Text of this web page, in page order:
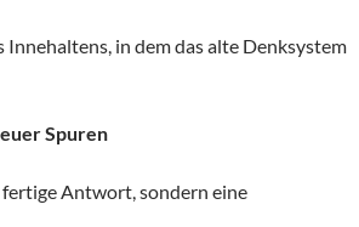
Innehaltens, in dem das alte Denksystem
Spuren
Antwort, sondern eine